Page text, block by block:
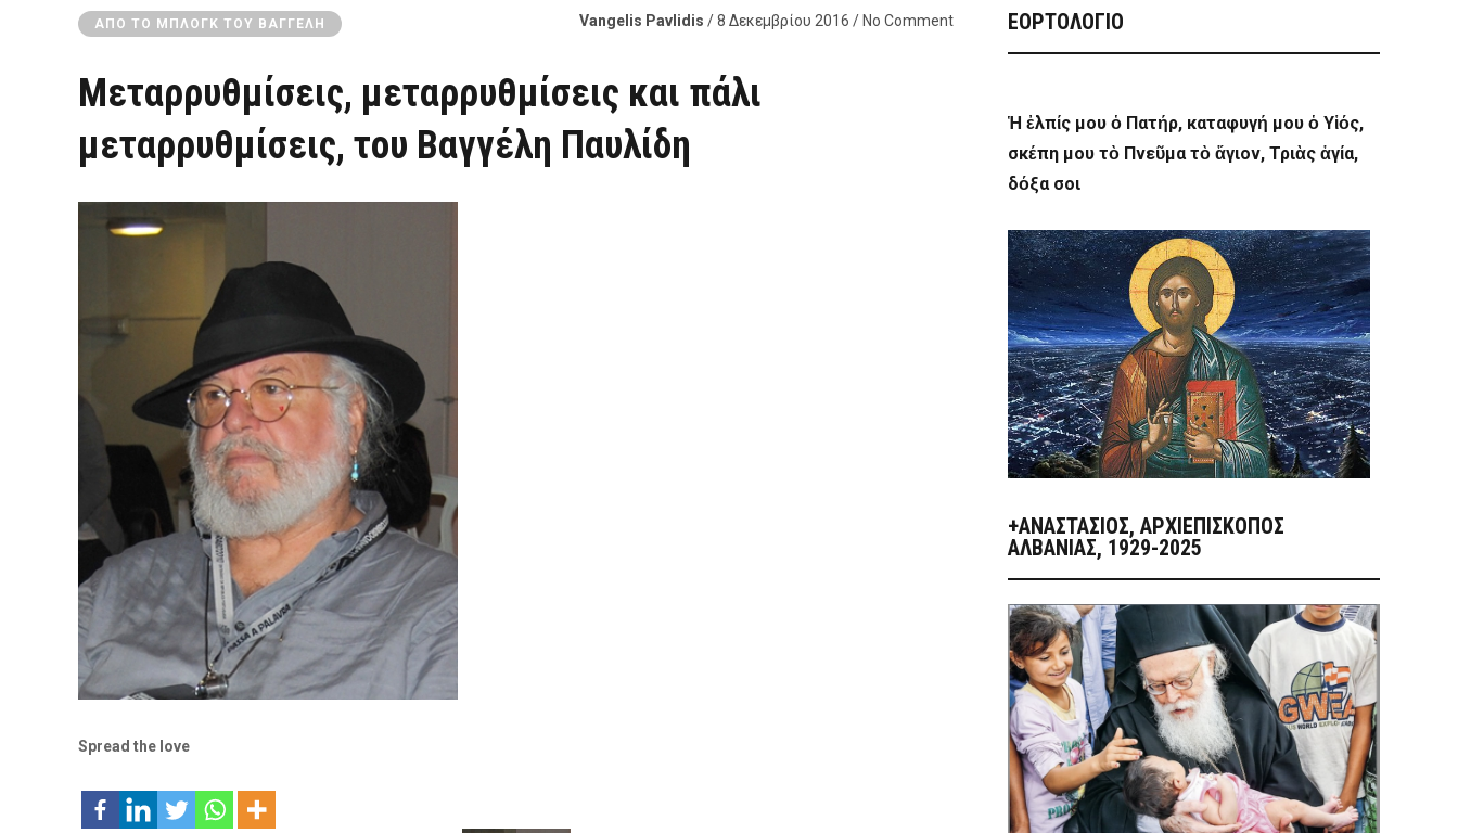
ΑΠΌ ΤΟ ΜΠΛΟΓΚ ΤΟΥ ΒΑΓΓΈΛΗ Vangelis Pavlidis / 8 Δεκεμβρίου 2016 / No Comment
Μεταρρυθμίσεις, μεταρρυθμίσεις και πάλι
μεταρρυθμίσεις, του Βαγγέλη Παυλίδη
Spread the love
ΕΟΡΤΟΛΟΓΙΟ
Ἡ ἐλπίς μου ὁ Πατήρ, καταφυγή μου ὁ Υἱός,
σκέπη μου τὸ Πνεῦμα τὸ ἅγιον, Τριὰς ἁγία,
δόξα σοι
+ΑΝΑΣΤΆΣΙΟΣ, ΑΡΧΙΕΠΊΣΚΟΠΟΣ
ΑΛΒΑΝΊΑΣ, 1929-2025